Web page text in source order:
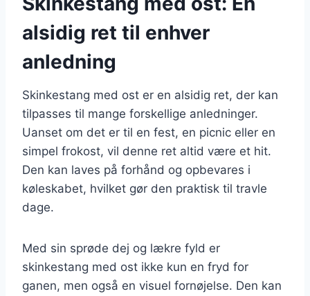
alsidig ret til enhver
anledning
Skinkestang med ost er en alsidig ret, der kan
tilpasses til mange forskellige anledninger.
Uanset om det er til en fest, en picnic eller en
simpel frokost, vil denne ret altid være et hit.
Den kan laves på forhånd og opbevares i
køleskabet, hvilket gør den praktisk til travle
dage.
Med sin sprøde dej og lækre fyld er
skinkestang med ost ikke kun en fryd for
ganen, men også en visuel fornøjelse. Den kan